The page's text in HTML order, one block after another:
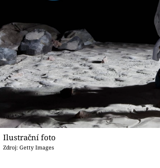
Ilustrační foto
Zdroj: Getty Images